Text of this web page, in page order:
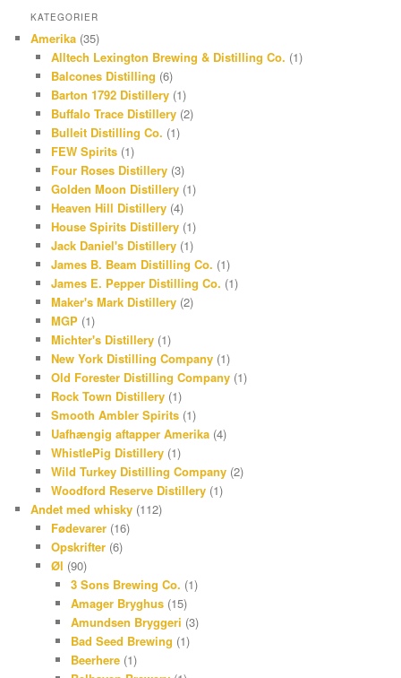
b
o
e
d
s
a
a
m
i
e
s
KATEGORIER
Amerika (35)
Alltech Lexington Brewing & Distilling Co. (1)
Balcones Distilling (6)
Barton 1792 Distillery(1)
Buffalo Trace Distillery(2)
Bulleit Distilling Co. (1)
FEW Spirits(1)
Four Roses Distillery(3)
Golden Moon Distillery(1)
Heaven Hill Distillery(4)
House Spirits Distillery(1)
Jack Daniel's Distillery(1)
James B. Beam Distilling Co. (1)
James E. Pepper Distilling Co. (1)
Maker's Mark Distillery(2)
MGP(1)
Michter's Distillery(1)
New York Distilling Company(1)
Old Forester Distilling Company(1)
Rock Town Distillery(1)
Smooth Ambler Spirits(1)
Uafhængig aftapper Amerika(4)
WhistlePig Distillery(1)
Wild Turkey Distilling Company(2)
Woodford Reserve Distillery(1)
Andet med whisky (112)
Fødevarer(16)
Opskrifter(6)
Øl (90)
3 Sons Brewing Co. (1)
Amager Bryghus (15)
Amundsen Bryggeri (3)
Bad Seed Brewing (1)
Beerhere (1)